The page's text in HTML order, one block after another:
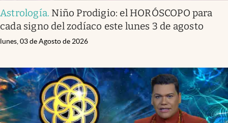
Astrología. Niño Prodigio: el HORÓSCOPO para
cada signo del zodíaco este lunes 3 de agosto
lunes, 03 de Agosto de 2026